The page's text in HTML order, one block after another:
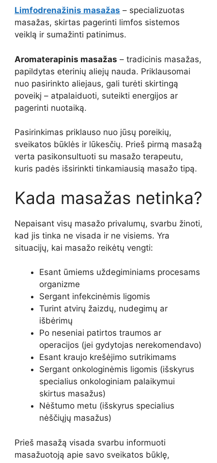
Limfodrenažinis masažas – specializuotas
masažas, skirtas pagerinti limfos sistemos
veiklą ir sumažinti patinimus.
Aromaterapinis masažas – tradicinis masažas,
papildytas eterinių aliejų nauda. Priklausomai
nuo pasirinkto aliejaus, gali turėti skirtingą
poveikį – atpalaiduoti, suteikti energijos ar
pagerinti nuotaiką.
Pasirinkimas priklauso nuo jūsų poreikių,
sveikatos būklės ir lūkesčių. Prieš pirmą masažą
verta pasikonsultuoti su masažo terapeutu,
kuris padės išsirinkti tinkamiausią masažo tipą.
Kada masažas netinka?
Nepaisant visų masažo privalumų, svarbu žinoti,
kad jis tinka ne visada ir ne visiems. Yra
situacijų, kai masažo reikėtų vengti:
Esant ūmiems uždegiminiams procesams
organizme
Sergant infekcinėmis ligomis
Turint atvirų žaizdų, nudegimų ar
išbėrimų
Po neseniai patirtos traumos ar
operacijos (jei gydytojas nerekomendavo)
Esant kraujo krešėjimo sutrikimams
Sergant onkologinėmis ligomis (išskyrus
specialius onkologiniam palaikymui
skirtus masažus)
Nėštumo metu (išskyrus specialius
nėščiųjų masažus)
Prieš masažą visada svarbu informuoti
masažuotoją apie savo sveikatos būklę,